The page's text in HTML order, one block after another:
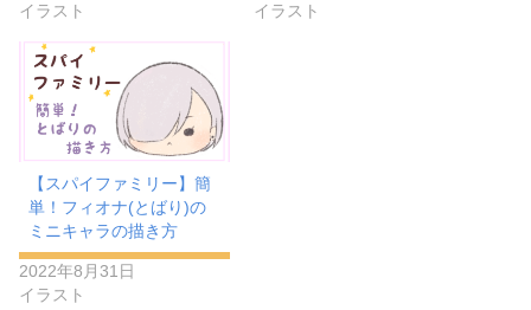
イラスト
イラスト
【スパイファミリー】簡
単！フィオナ(とばり)の
ミニキャラの描き方
2022年8月31日
イラスト